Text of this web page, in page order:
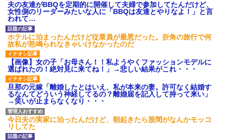
夫の友達がBBQを定期的に開催して夫婦で参加してたんだけど、
女性側のリーダーみたいな人に「BBQは友達とやりなよ！」と言
われて…
ホテルに泊まったんだけど従業員が最悪だった。折角の旅行で何
故私が怒鳴られなきゃいけなかったのだ
【画像】女の子「お母さん！！私ようやくファッションモデルに
選ばれたの！絶対見に来てね！」→悲しい結果がこれ・・・
旦那の元嫁「離婚したとはいえ、私が本来の妻。許可なく結婚す
るなんてどういう神経してるの？離婚届を記入して持って来い」
→笑いが止まらなくなり・・・
今日夫の実家に泊ったんだけど、朝起きたら股間がなんかモッコ
リしてた